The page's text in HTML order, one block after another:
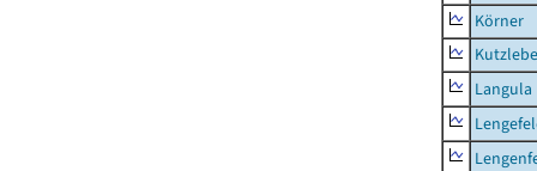
Körner
Langula